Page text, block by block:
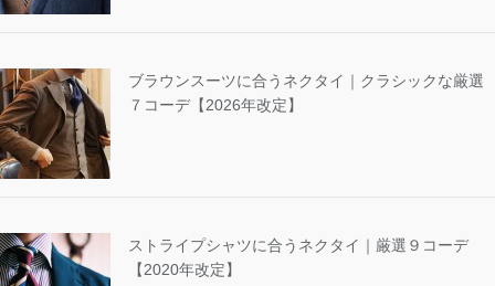
ブラウンスーツに合うネクタイ｜クラシックな厳選
７コーデ【2026年改定】
ストライプシャツに合うネクタイ｜厳選９コーデ
【2020年改定】